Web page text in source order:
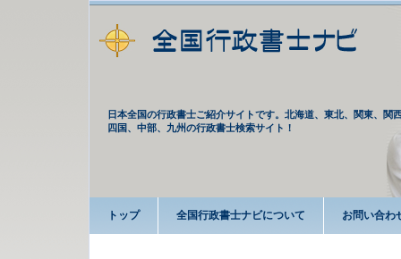
日本全国の行政書士ご紹介サイトです。北海道、東北、関東、関
四国、中部、九州の行政書士検索サイト！
トップ 全国行政書士ナビについて お問い合わ